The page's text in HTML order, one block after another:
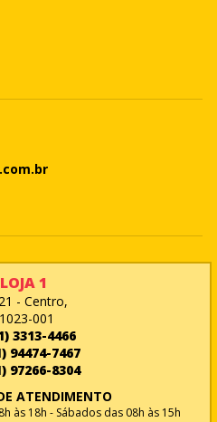
LOJA 1
- Centro,
001
3313-4466
94474-7467
97266-8304
ATENDIMENTO
às 18h - Sábados das 08h às 15h